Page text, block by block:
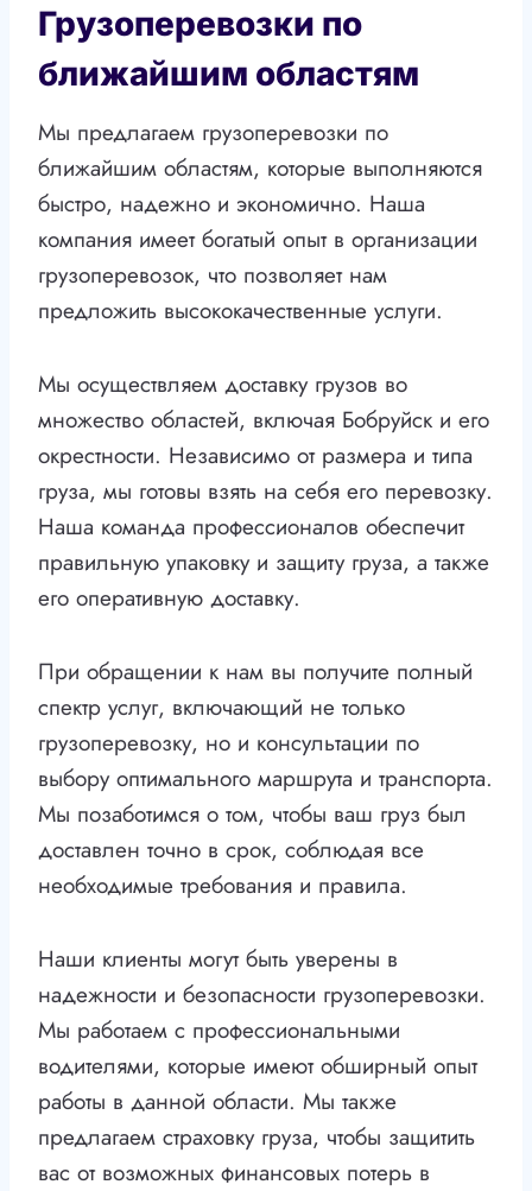
Грузоперевозки по
ближайшим областям
Мы предлагаем грузоперевозки по
ближайшим областям, которые выполняются
быстро, надежно и экономично. Наша
компания имеет богатый опыт в организации
грузоперевозок, что позволяет нам
предложить высококачественные услуги.
Мы осуществляем доставку грузов во
множество областей, включая Бобруйск и его
окрестности. Независимо от размера и типа
груза, мы готовы взять на себя его перевозку.
Наша команда профессионалов обеспечит
правильную упаковку и защиту груза, а также
его оперативную доставку.
При обращении к нам вы получите полный
спектр услуг, включающий не только
грузоперевозку, но и консультации по
выбору оптимального маршрута и транспорта.
Мы позаботимся о том, чтобы ваш груз был
доставлен точно в срок, соблюдая все
необходимые требования и правила.
Наши клиенты могут быть уверены в
надежности и безопасности грузоперевозки.
Мы работаем с профессиональными
водителями, которые имеют обширный опыт
работы в данной области. Мы также
предлагаем страховку груза, чтобы защитить
вас от возможных финансовых потерь в